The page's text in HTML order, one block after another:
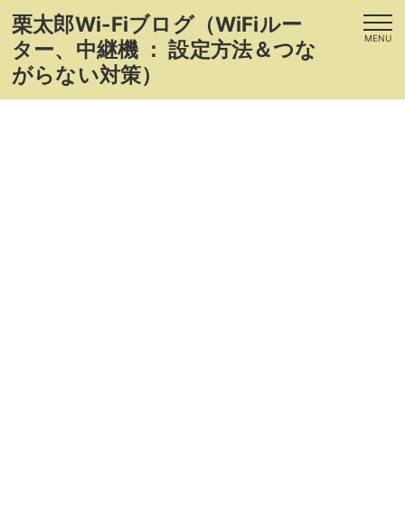
栗太郎Wi-Fiブログ（WiFiルー
ター、中継機 ： 設定方法＆つな
がらない対策）
MENU